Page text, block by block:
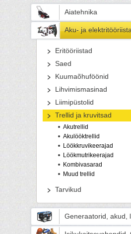
Aiatehnika
Aku- ja
Eritööriistad
Saed
Kuumaõhuföönid
Lihvimismasinad
Liimipüstolid
Trellid ja kruvitsad
Akutrellid
Akulööktrellid
Löökkruvikeerajad
Löökmutrikeerajad
Kombivasarad
Muud trellid
Tarvikud
Generaatorid, akud,